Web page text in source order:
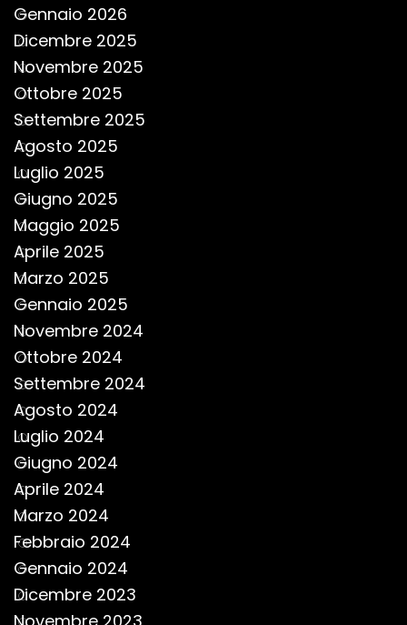
Gennaio 2026
Dicembre 2025
Novembre 2025
Ottobre 2025
Settembre 2025
Agosto 2025
Luglio 2025
Giugno 2025
Maggio 2025
Aprile 2025
Marzo 2025
Gennaio 2025
Novembre 2024
Ottobre 2024
Settembre 2024
Agosto 2024
Luglio 2024
Giugno 2024
Aprile 2024
Marzo 2024
Febbraio 2024
Gennaio 2024
Dicembre 2023